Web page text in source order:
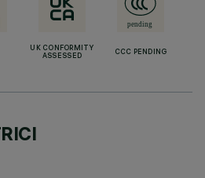
UK CONFORMITY
ASSESSED
CCC PENDING